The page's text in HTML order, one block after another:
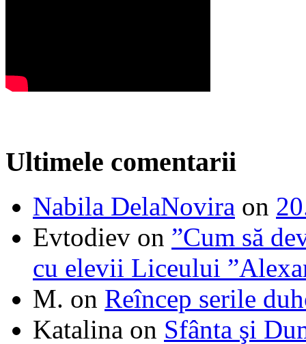
Ultimele comentarii
Nabila DelaNovira on
Evtodiev on ”Cum să
cu elevii Liceului
M. on Reîncep serile
Katalina on Sfânta şi